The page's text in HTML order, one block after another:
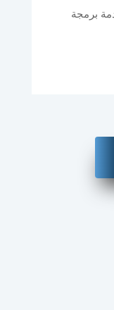
برمجة